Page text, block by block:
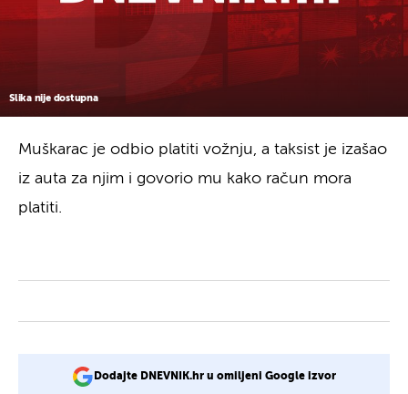
Slika nije dostupna
Muškarac je odbio platiti vožnju, a taksist je izašao
iz auta za njim i govorio mu kako račun mora
platiti.
Dodajte DNEVNIK.hr u omiljeni Google izvor